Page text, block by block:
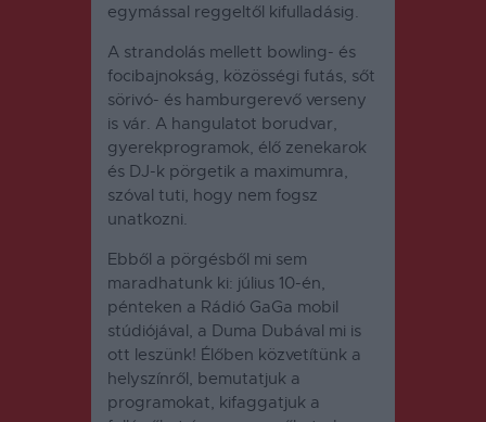
egymással reggeltől kifulladásig.
A strandolás mellett bowling- és
focibajnokság, közösségi futás, sőt
sörivó- és hamburgerevő verseny
is vár. A hangulatot borudvar,
gyerekprogramok, élő zenekarok
és DJ-k pörgetik a maximumra,
szóval tuti, hogy nem fogsz
unatkozni.
Ebből a pörgésből mi sem
maradhatunk ki: július 10-én,
pénteken a Rádió GaGa mobil
stúdiójával, a Duma Dubával mi is
ott leszünk! Élőben közvetítünk a
helyszínről, bemutatjuk a
programokat, kifaggatjuk a